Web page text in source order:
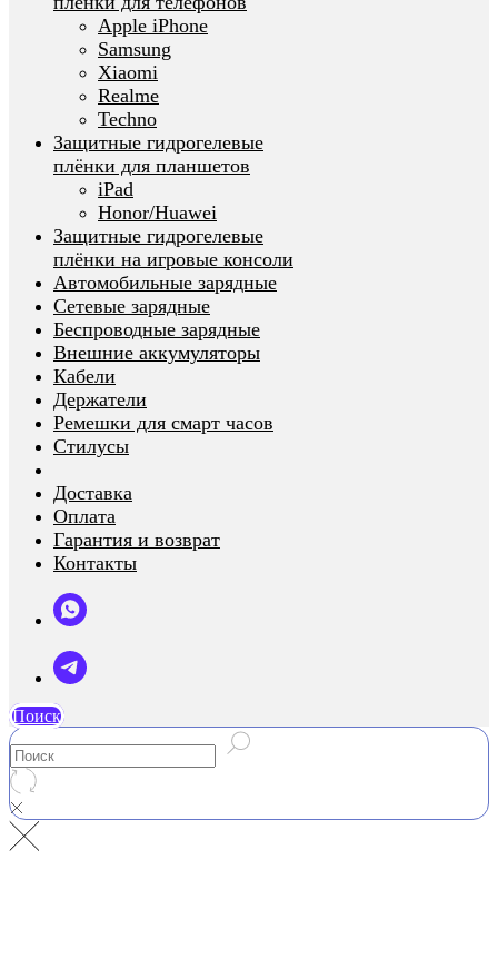
Apple iPhone
Samsung
Xiaomi
Realme
Techno
Защитные гидрогелевые
плёнки для планшетов
iPad
Honor/Huawei
Защитные гидрогелевые
плёнки на игровые консоли
Автомобильные зарядные
Сетевые зарядные
Беспроводные зарядные
Внешние аккумуляторы
Кабели
Держатели
Ремешки для смарт часов
Стилусы
Доставка
Оплата
Гарантия и возврат
Контакты
Поиск